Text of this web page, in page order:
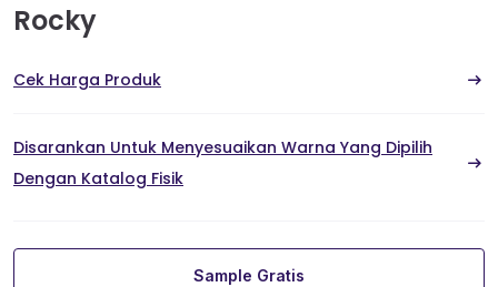
Rocky
Cek Harga Produk
Disarankan Untuk Menyesuaikan Warna Yang Dipilih
Dengan Katalog Fisik
Sample Gratis